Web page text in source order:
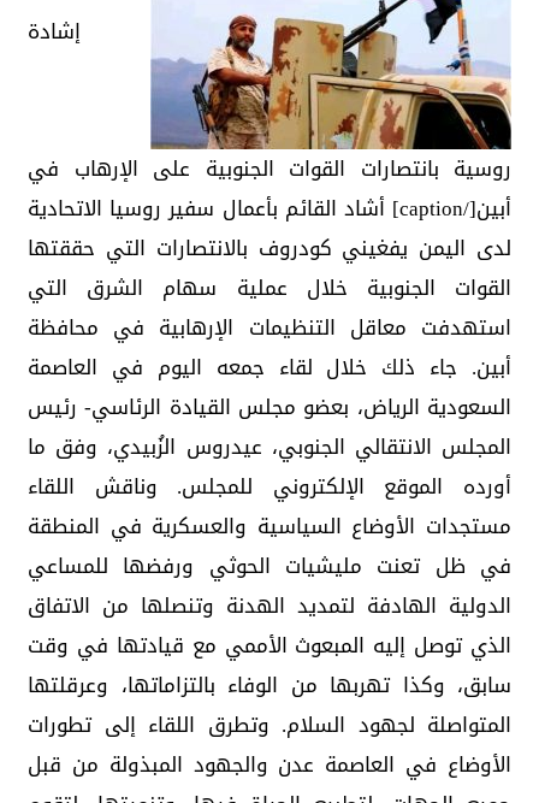
إشادة
روسية بانتصارات القوات الجنوبية على الإرهاب في
أبين[/caption] أشاد القائم بأعمال سفير روسيا الاتحادية
لدى اليمن يفغيني كودروف بالانتصارات التي حققتها
القوات الجنوبية خلال عملية سهام الشرق التي
استهدفت معاقل التنظيمات الإرهابية في محافظة
أبين. جاء ذلك خلال لقاء جمعه اليوم في العاصمة
السعودية الرياض، بعضو مجلس القيادة الرئاسي- رئيس
المجلس الانتقالي الجنوبي، عيدروس الزُبيدي، وفق ما
أورده الموقع الإلكتروني للمجلس. وناقش اللقاء
مستجدات الأوضاع السياسية والعسكرية في المنطقة
في ظل تعنت مليشيات الحوثي ورفضها للمساعي
الدولية الهادفة لتمديد الهدنة وتنصلها من الاتفاق
الذي توصل إليه المبعوث الأممي مع قيادتها في وقت
سابق، وكذا تهربها من الوفاء بالتزاماتها، وعرقلتها
المتواصلة لجهود السلام. وتطرق اللقاء إلى تطورات
الأوضاع في العاصمة عدن والجهود المبذولة من قبل